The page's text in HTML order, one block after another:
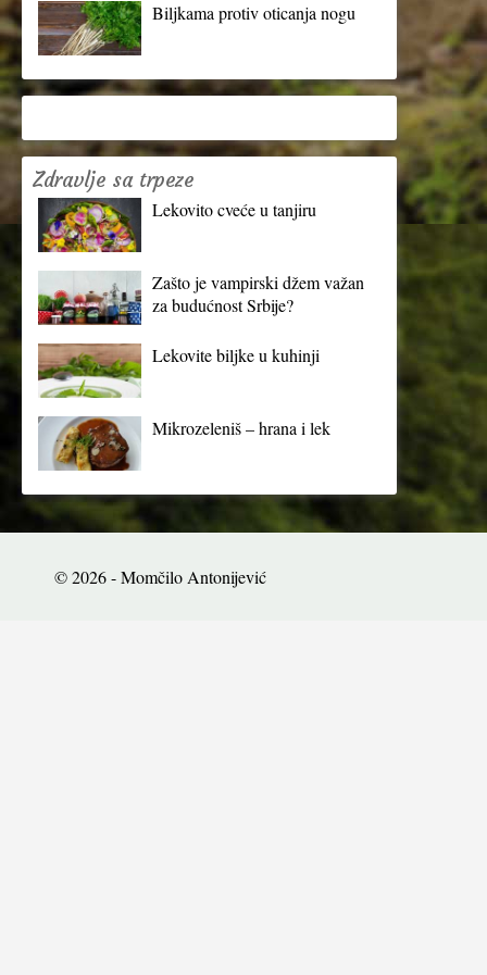
Biljkama protiv oticanja nogu
Zdravlje sa trpeze
Lekovito cveće u tanjiru
Zašto je vampirski džem važan
za budućnost Srbije?
Lekovite biljke u kuhinji
Mikrozeleniš – hrana i lek
© 2026 - Momčilo Antonijević